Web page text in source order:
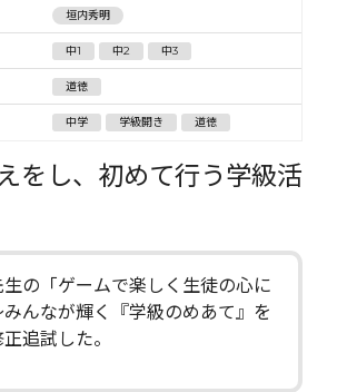
垣内秀明
中1 中2 中3
道徳
中学 学級開き 道徳
をし、初めて行う学級活
の「ゲームで楽しく生徒の心に
んなが輝く『学級のめあて』を
追試した。